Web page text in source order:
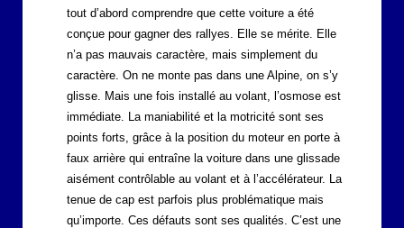
tout d’abord comprendre que cette voiture a été
conçue pour gagner des rallyes. Elle se mérite. Elle
n’a pas mauvais caractère, mais simplement du
caractère. On ne monte pas dans une Alpine, on s’y
glisse. Mais une fois installé au volant, l’osmose est
immédiate. La maniabilité et la motricité sont ses
points forts, grâce à la position du moteur en porte à
faux arrière qui entraîne la voiture dans une glissade
aisément contrôlable au volant et à l’accélérateur. La
tenue de cap est parfois plus problématique mais
qu’importe. Ces défauts sont ses qualités. C’est une